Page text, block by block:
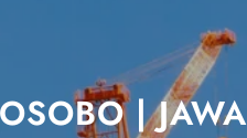
| JAWA